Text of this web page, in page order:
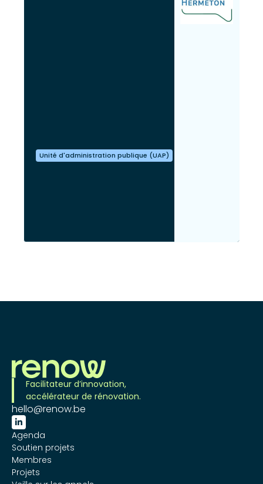
Unité d'administration publique (UAP)
Facilitateur d’innovation,
accélérateur de rénovation.
hello@renow.be

Agenda
Soutien projets
Membres
Projets